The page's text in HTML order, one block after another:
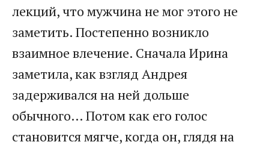
лекций, что мужчина не мог этого не
заметить. Постепенно возникло
взаимное влечение. Сначала Ирина
заметила, как взгляд Андрея
задерживался на ней дольше
обычного… Потом как его голос
становится мягче, когда он, глядя на